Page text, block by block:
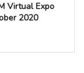
Virtual Expo
2020